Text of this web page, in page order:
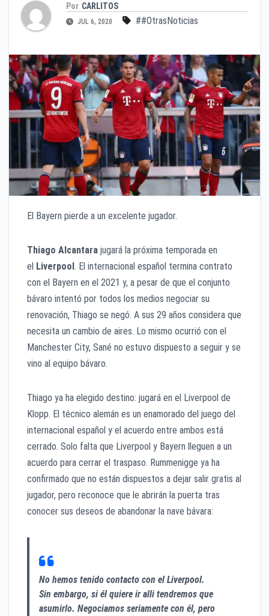
Por CARLITOS
JUL 6, 2020 ##OtrasNoticias
El Bayern pierde a un excelente jugador.
Thiago Alcantara jugará la próxima temporada en
el Liverpool. El internacional español termina contrato
con el Bayern en el 2021 y, a pesar de que el conjunto
bávaro intentó por todos los medios negociar su
renovación, Thiago se negó. A sus 29 años considera que
necesita un cambio de aires. Lo mismo ocurrió con el
Manchester City, Sané no estuvo dispuesto a seguir y se
vino al equipo bávaro.
Thiago ya ha elegido destino: jugará en el Liverpool de
Klopp. El técnico alemán es un enamorado del juego del
internacional español y el acuerdo entre ambos está
cerrado. Solo falta que Liverpool y Bayern lleguen a un
acuerdo para cerrar el traspaso. Rummenigge ya ha
confirmado que no están dispuestos a dejar salir gratis al
jugador, pero reconoce que le abrirán la puerta tras
conocer sus deseos de abandonar la nave bávara:
No hemos tenido contacto con el Liverpool.
Sin embargo, si él quiere ir alli tendremos que
asumirlo. Negociamos seriamente con él, pero